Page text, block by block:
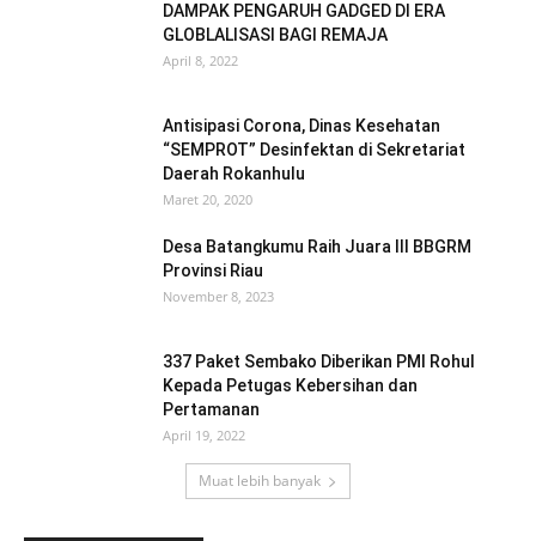
DAMPAK PENGARUH GADGED DI ERA
GLOBLALISASI BAGI REMAJA
April 8, 2022
Antisipasi Corona, Dinas Kesehatan
“SEMPROT” Desinfektan di Sekretariat
Daerah Rokanhulu
Maret 20, 2020
Desa Batangkumu Raih Juara III BBGRM
Provinsi Riau
November 8, 2023
337 Paket Sembako Diberikan PMI Rohul
Kepada Petugas Kebersihan dan
Pertamanan
April 19, 2022
Muat lebih banyak